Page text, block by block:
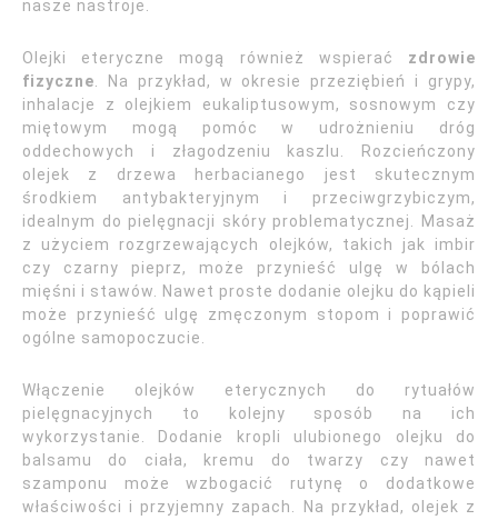
nasze nastroje.
Olejki eteryczne mogą również wspierać zdrowie
fizyczne . Na przykład, w okresie przeziębień i grypy,
inhalacje z olejkiem eukaliptusowym, sosnowym czy
miętowym mogą pomóc w udrożnieniu dróg
oddechowych i złagodzeniu kaszlu. Rozcieńczony
olejek z drzewa herbacianego jest skutecznym
środkiem antybakteryjnym i przeciwgrzybiczym,
idealnym do pielęgnacji skóry problematycznej. Masaż
z użyciem rozgrzewających olejków, takich jak imbir
czy czarny pieprz, może przynieść ulgę w bólach
mięśni i stawów. Nawet proste dodanie olejku do kąpieli
może przynieść ulgę zmęczonym stopom i poprawić
ogólne samopoczucie.
Włączenie olejków eterycznych do rytuałów
pielęgnacyjnych to kolejny sposób na ich
wykorzystanie. Dodanie kropli ulubionego olejku do
balsamu do ciała, kremu do twarzy czy nawet
szamponu może wzbogacić rutynę o dodatkowe
właściwości i przyjemny zapach. Na przykład, olejek z